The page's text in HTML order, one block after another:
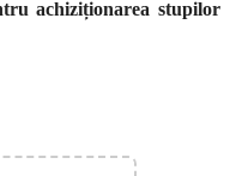
achiziționarea stupilor